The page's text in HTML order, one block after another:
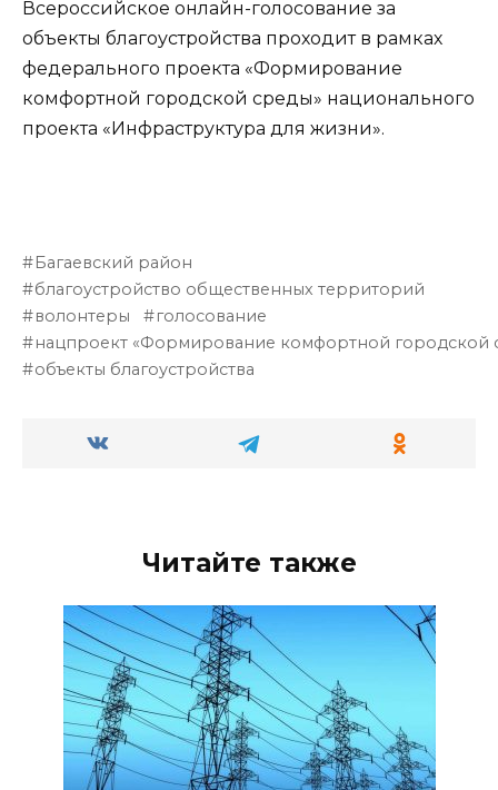
Всероссийское онлайн-голосование за
объекты благоустройства проходит в рамках
федерального проекта «Формирование
комфортной городской среды» национального
проекта «Инфраструктура для жизни».
Багаевский район
благоустройство общественных территорий
волонтеры
голосование
нацпроект «Формирование комфортной городской
объекты благоустройства
Читайте также